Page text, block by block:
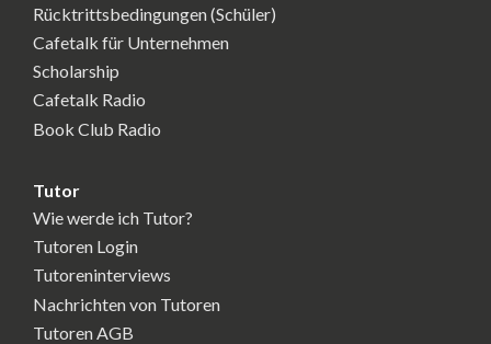
Rücktrittsbedingungen (Schüler)
Cafetalk für Unternehmen
Scholarship
Cafetalk Radio
Book Club Radio
Tutor
Wie werde ich Tutor?
Tutoren Login
Tutoreninterviews
Nachrichten von Tutoren
Tutoren AGB